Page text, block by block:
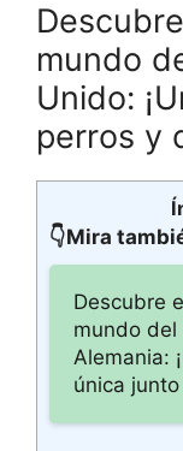
mundo
Unido:
perros y
👇Mira
Descubre
mundo del
Alemania:
única